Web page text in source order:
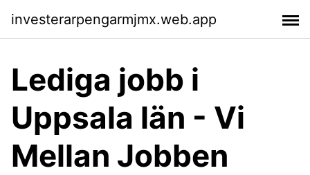
investerarpengarmjmx.web.app
Lediga jobb i
Uppsala län - Vi
Mellan Jobben